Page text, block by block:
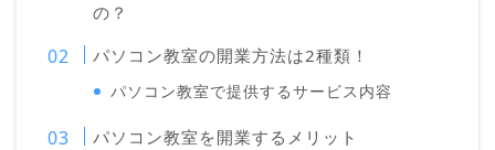
の？
パソコン教室の開業方法は2種類！
パソコン教室で提供するサービス内容
パソコン教室を開業するメリット